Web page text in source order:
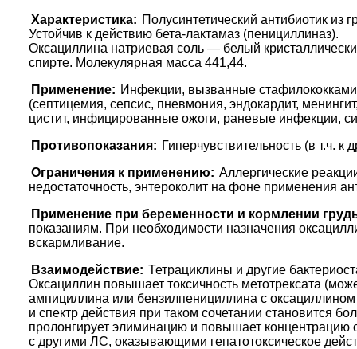
Характеристика: Полусинтетический антибиотик из
Устойчив к действию бета-лактамаз (пенициллиназ).
Оксациллина натриевая соль — белый
спирте. Молекулярная масса 441,44.
Применение: Инфекции, вызванные
(септицемия, сепсис, пневмония, эндокардит,
цистит, инфицированные ожоги, раневые инфекции,
Противопоказания: Гиперчувствительность (в т.ч.
Ограничения к применению: Аллергические
недостаточность, энтероколит на фоне применения
Применение при беременности и кормлении
показаниям. При необходимости назначения
вскармливание.
Взаимодействие: Тетрациклины и другие
Оксациллин повышает токсичность метотрексата
ампициллина или бензилпенициллина с
и спектр действия при таком сочетании становится
пролонгирует элиминацию и повышает концентрацию
с другими ЛС, оказывающими гепатотоксическое